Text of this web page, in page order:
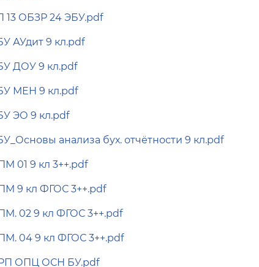
13 ОБЗР 24 ЭБУ.pdf
АУдит 9 кл.pdf
ДОУ 9 кл.pdf
МЕН 9 кл.pdf
ЭО 9 кл.pdf
анализа бух. отчётности 9 кл.pdf
01 9 кл 3++.pdf
9 кл ФГОС 3++.pdf
02 9 кл ФГОС 3++.pdf
04 9 кл ФГОС 3++.pdf
ОПЦ ОСН БУ.pdf